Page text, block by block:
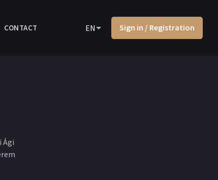
CONTACT EN Sign in / Registration
Ági